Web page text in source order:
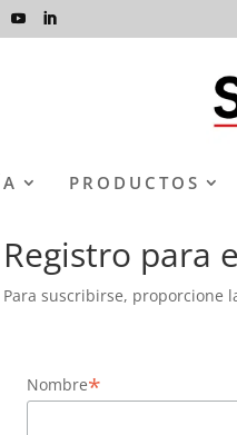
PRODUCTOS
Registro para
Para suscribirse, proporcione
Nombre*